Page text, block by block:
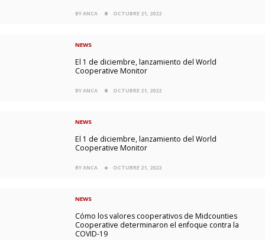
BY ANCA OCTUBRE 21, 2022
NEWS
El 1 de diciembre, lanzamiento del World
Cooperative Monitor
BY ANCA OCTUBRE 21, 2022
NEWS
El 1 de diciembre, lanzamiento del World
Cooperative Monitor
BY ANCA OCTUBRE 21, 2022
NEWS
Cómo los valores cooperativos de Midcounties
Cooperative determinaron el enfoque contra la
COVID-19